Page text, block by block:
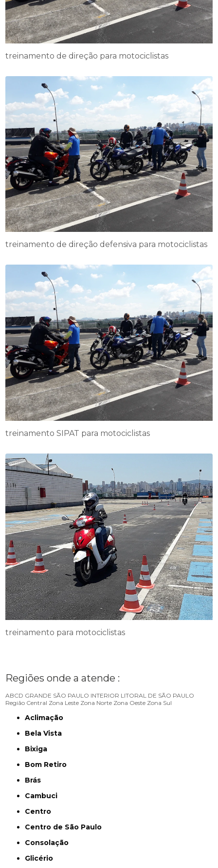
treinamento de direção para motociclistas
treinamento de direção defensiva para motociclistas
treinamento SIPAT para motociclistas
treinamento para motociclistas
Regiões onde a atende :
ABCD GRANDE SÃO PAULO INTERIOR LITORAL DE SÃO PAULO
Região Central Zona Leste Zona Norte Zona Oeste Zona Sul
Aclimação
Bela Vista
Bixiga
Bom Retiro
Brás
Cambuci
Centro
Centro de São Paulo
Consolação
Glicério